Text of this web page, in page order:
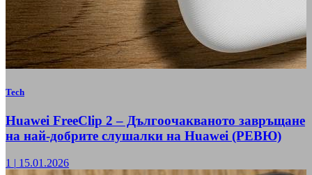
Tech
Huawei FreeClip 2 – Дългоочакваното завръщане
на най-добрите слушалки на Huawei (РЕВЮ)
1 | 15.01.2026